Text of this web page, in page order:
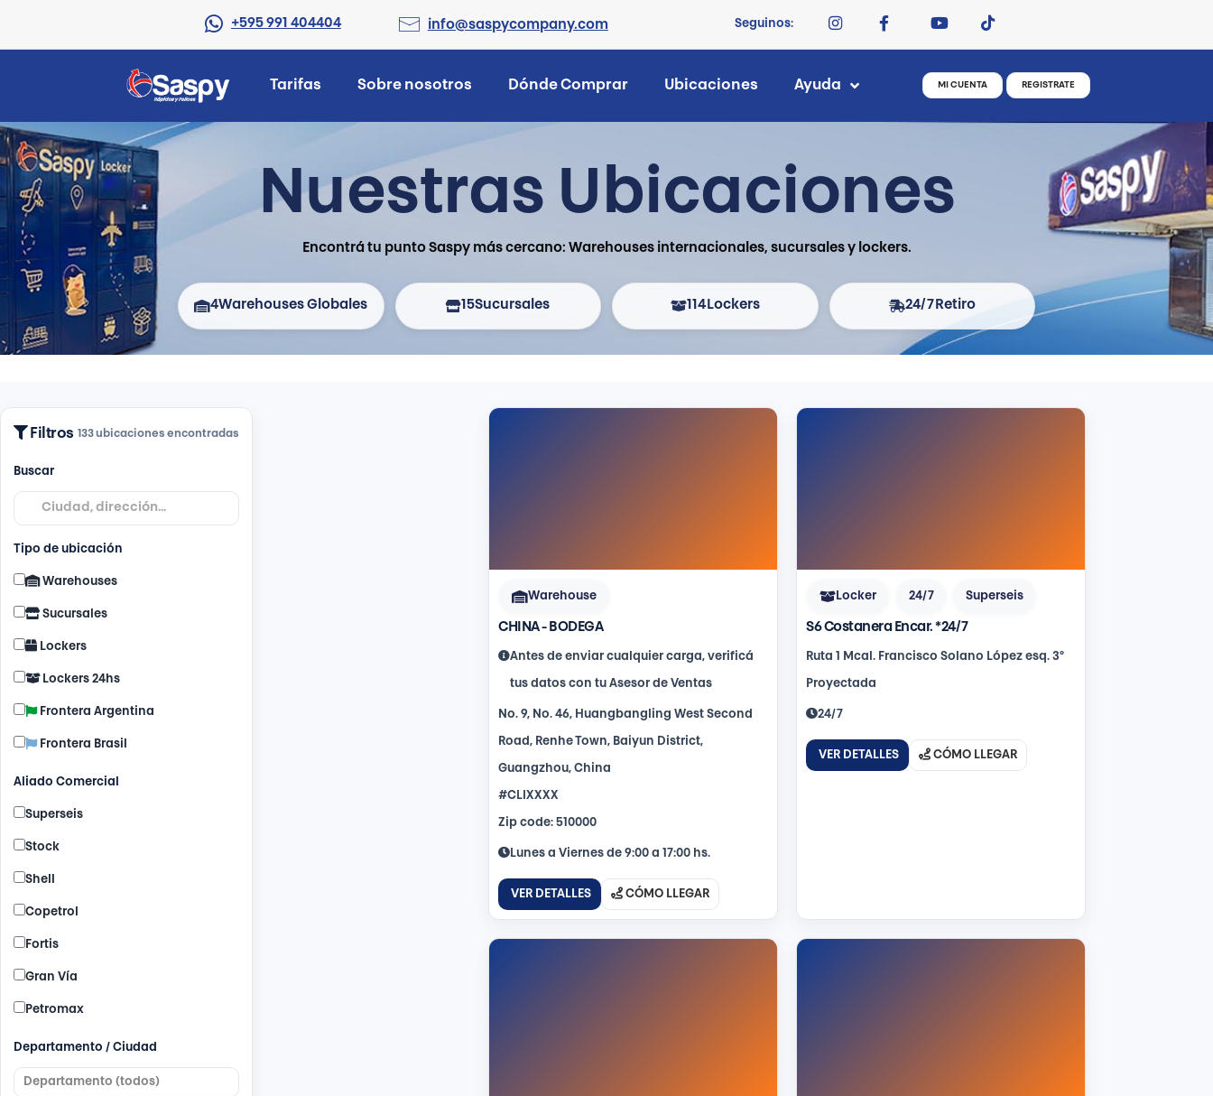
+595 991 404404 info@saspycompany.com Seguinos:
Tarifas Sobre nosotros Dónde Comprar Ubicaciones Ayuda MI CUENTA REGISTRATE
Nuestras Ubicaciones
Encontrá tu punto Saspy más cercano: Warehouses internacionales, sucursales y lockers.
4Warehouses Globales 15Sucursales 114Lockers 24/7 Retiro
Filtros 133 ubicaciones encontradas
Buscar
Tipo de ubicación
Warehouses
Sucursales
Lockers
Lockers 24hs
Frontera Argentina
Frontera Brasil
Aliado Comercial
Superseis
Stock
Shell
Copetrol
Fortis
Gran Vía
Petromax
Departamento / Ciudad
Warehouse
CHINA - BODEGA
Antes de enviar cualquier carga, verificá
tus datos con tu Asesor de Ventas
No. 9, No. 46, Huangbangling West Second
Road, Renhe Town, Baiyun District,
Guangzhou, China
#CLIXXXX
Zip code: 510000
Lunes a Viernes de 9:00 a 17:00 hs.
VER DETALLES CÓMO LLEGAR
Locker 24/7 Superseis
S6 Costanera Encar. *24/7
Ruta 1 Mcal. Francisco Solano López esq. 3°
Proyectada
24/7
VER DETALLES CÓMO LLEGAR